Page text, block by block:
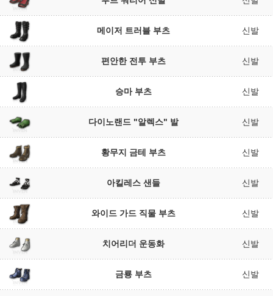
메이저 트러블 부츠 신발
편안한 전투 부츠 신발
승마 부츠 신발
다이노랜드 "알렉스" 발 신발
황무지 금테 부츠 신발
아킬레스 샌들 신발
와이드 가드 직물 부츠 신발
치어리더 운동화 신발
금룡 부츠 신발